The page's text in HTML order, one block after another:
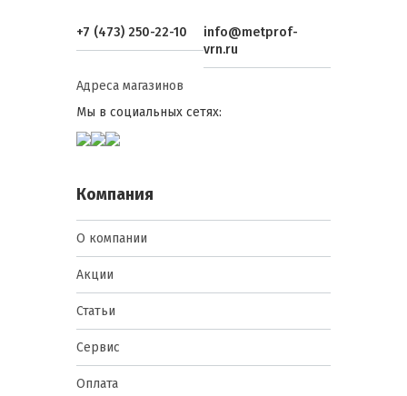
+7 (473) 250-22-10
info@metprof-
vrn.ru
Адреса магазинов
Мы в социальных сетях:
Компания
О компании
Акции
Статьи
Сервис
Оплата